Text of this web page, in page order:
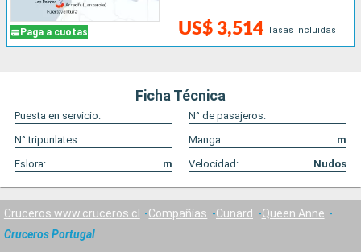
Paga a cuotas US$ 3,514 Tasas incluidas
Ficha Técnica
Puesta en servicio:
N° de pasajeros:
N° tripunlates:
Manga:
m
Eslora:
m Velocidad: Nudos
Cruceros www.cruceros.cl Compañías Cunard
Queen Anne
Cruceros Portugal